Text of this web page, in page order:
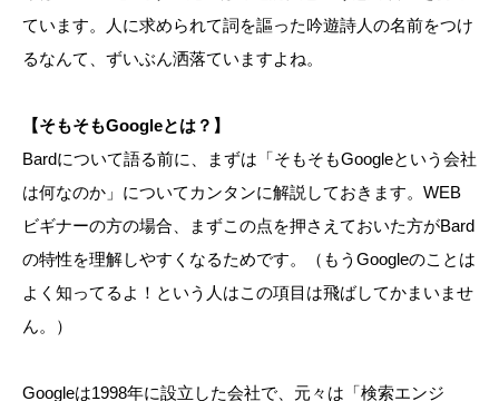
ています。人に求められて詞を謳った吟遊詩人の名前をつけ
るなんて、ずいぶん洒落ていますよね。
【そもそもGoogleとは？】
Bardについて語る前に、まずは「そもそもGoogleという会社
は何なのか」についてカンタンに解説しておきます。WEB
ビギナーの方の場合、まずこの点を押さえておいた方がBard
の特性を理解しやすくなるためです。（もうGoogleのことは
よく知ってるよ！という人はこの項目は飛ばしてかまいませ
ん。）
Googleは1998年に設立した会社で、元々は「検索エンジ